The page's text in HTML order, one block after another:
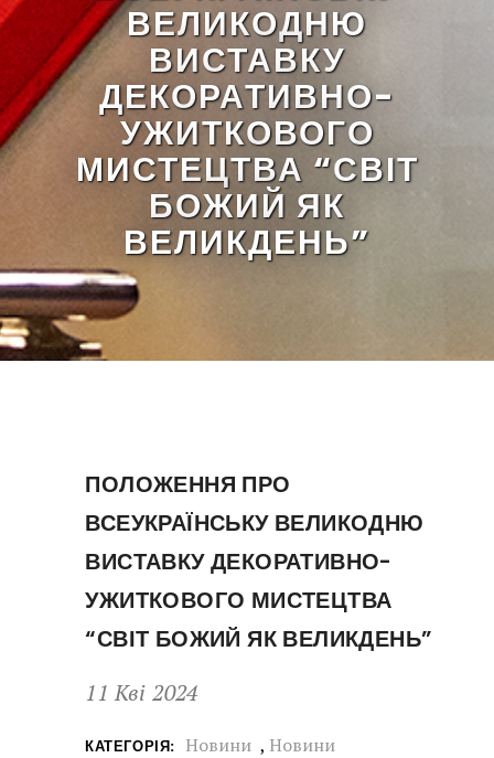
ВЕЛИКОДНЮ
ВИСТАВКУ
ДЕКОРАТИВНО-
УЖИТКОВОГО
МИСТЕЦТВА “СВІТ
БОЖИЙ ЯК
ВЕЛИКДЕНЬ”
ПОЛОЖЕННЯ ПРО
ВСЕУКРАЇНСЬКУ ВЕЛИКОДНЮ
ВИСТАВКУ ДЕКОРАТИВНО-
УЖИТКОВОГО МИСТЕЦТВА
“СВІТ БОЖИЙ ЯК ВЕЛИКДЕНЬ”
11 Кві 2024
КАТЕГОРІЯ: Новини , Новини